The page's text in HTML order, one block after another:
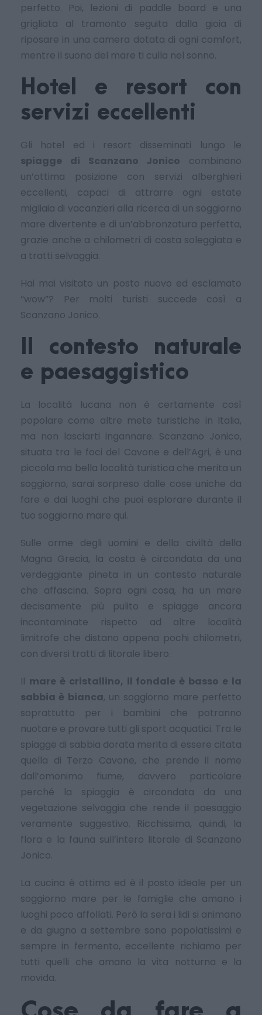
perfetto. Poi, lezioni di paddle board e una
grigliata al tramonto seguita dalla gioia di
riposare in una camera dotata di ogni comfort,
mentre il suono del mare ti culla nel sonno.
Hotel e resort con
servizi eccellenti
Gli hotel ed i resort disseminati lungo le
spiagge di Scanzano Jonico combinano
un’ottima posizione con servizi alberghieri
eccellenti, capaci di attrarre ogni estate
migliaia di vacanzieri alla ricerca di un soggiorno
mare divertente e di un’abbronzatura perfetta,
grazie anche a chilometri di costa soleggiata e
a tratti selvaggia.
Hai mai visitato un posto nuovo ed esclamato
“wow”? Per molti turisti succede così a
Scanzano Jonico.
Il contesto naturale
e paesaggistico
La località lucana non è certamente così
popolare come altre mete turistiche in Italia,
ma non lasciarti ingannare. Scanzano Jonico,
situata tra le foci del Cavone e dell’Agri, è una
piccola ma bella località turistica che merita un
soggiorno, sarai sorpreso dalle cose uniche da
fare e dai luoghi che puoi esplorare durante il
tuo soggiorno mare qui.
Sulle orme degli uomini e della civiltà della
Magna Grecia, la costa è circondata da una
verdeggiante pineta in un contesto naturale
che affascina. Sopra ogni cosa, ha un mare
decisamente più pulito e spiagge ancora
incontaminate rispetto ad altre località
limitrofe che distano appena pochi chilometri,
con diversi tratti di litorale libero.
Il mare è cristallino, il fondale è basso e la
sabbia è bianca, un soggiorno mare perfetto
soprattutto per i bambini che potranno
nuotare e provare tutti gli sport acquatici. Tra le
spiagge di sabbia dorata merita di essere citata
quella di Terzo Cavone, che prende il nome
dall’omonimo fiume, davvero particolare
perché la spiaggia è circondata da una
vegetazione selvaggia che rende il paesaggio
veramente suggestivo. Ricchissima, quindi, la
flora e la fauna sull’intero litorale di Scanzano
Jonico.
La cucina è ottima ed è il posto ideale per un
soggiorno mare per le famiglie che amano i
luoghi poco affollati. Però la sera i lidi si animano
e da giugno a settembre sono popolatissimi e
sempre in fermento, eccellente richiamo per
tutti quelli che amano la vita notturna e la
movida.